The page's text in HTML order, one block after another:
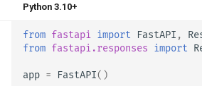
Python 3.10+
from fastapi import FastAPI ,
from fastapi.responses import
app = FastAPI()